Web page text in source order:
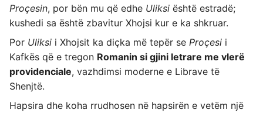
Proçesin, por bën mu që edhe Uliksi është estradë;
kushedi sa është zbavitur Xhojsi kur e ka shkruar.
Por Uliksi i Xhojsit ka diçka më tepër se Proçesi i
Kafkës që e tregon Romanin si gjini letrare me vlerë
providenciale, vazhdimsi moderne e Librave të
Shenjtë.
Hapsira dhe koha rrudhosen në hapsirën e vetëm një